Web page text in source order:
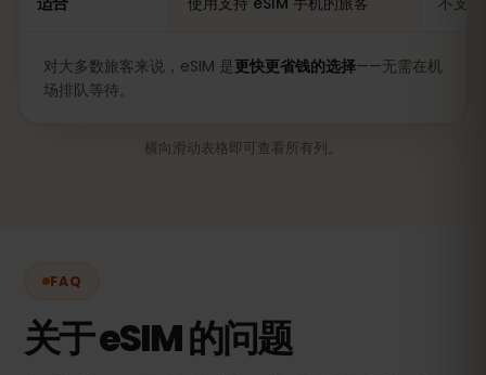
对大多数旅客来说，eSIM 是更快更省钱的选择——无需在机
场排队等待。
横向滑动表格即可查看所有列。
FAQ
关于 eSIM 的问题